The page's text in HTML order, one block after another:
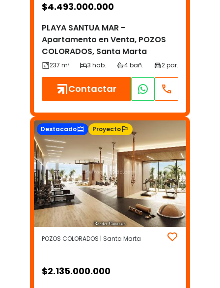
$4.493.000.000
PLAYA SANTUA MAR -
Apartamento en Venta, POZOS
COLORADOS, Santa Marta
Contactar
Destacado Proyecto
POZOS COLORADOS | Santa Marta
$2.135.000.000